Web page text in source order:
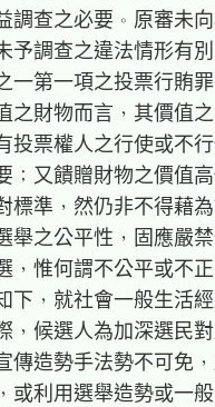
調查之必要。原審未
予調查之違法情形有
一第一項之投票行賄
之財物而言，其價值
投票權人之行使或不
；又饋贈財物之價值
標準，然仍非不得藉
舉之公平性，固應嚴
，惟何謂不公平或不
下，就社會一般生活
，候選人為加深選民
傳造勢手法勢不可免
或利用選舉造勢或一